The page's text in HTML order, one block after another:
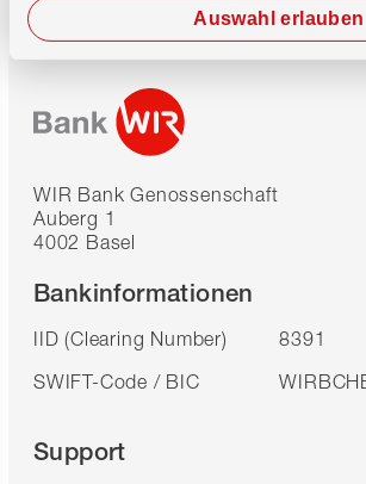
Auswahl erlauben
WIR Bank Genossenschaft
Auberg 1
4002 Basel
Bankinformationen
IID (Clearing Number)
8391
SWIFT-Code / BIC
Support